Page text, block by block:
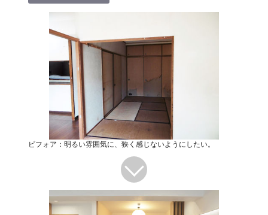
ビフォア：明るい雰囲気に、狭く感じないようにしたい。